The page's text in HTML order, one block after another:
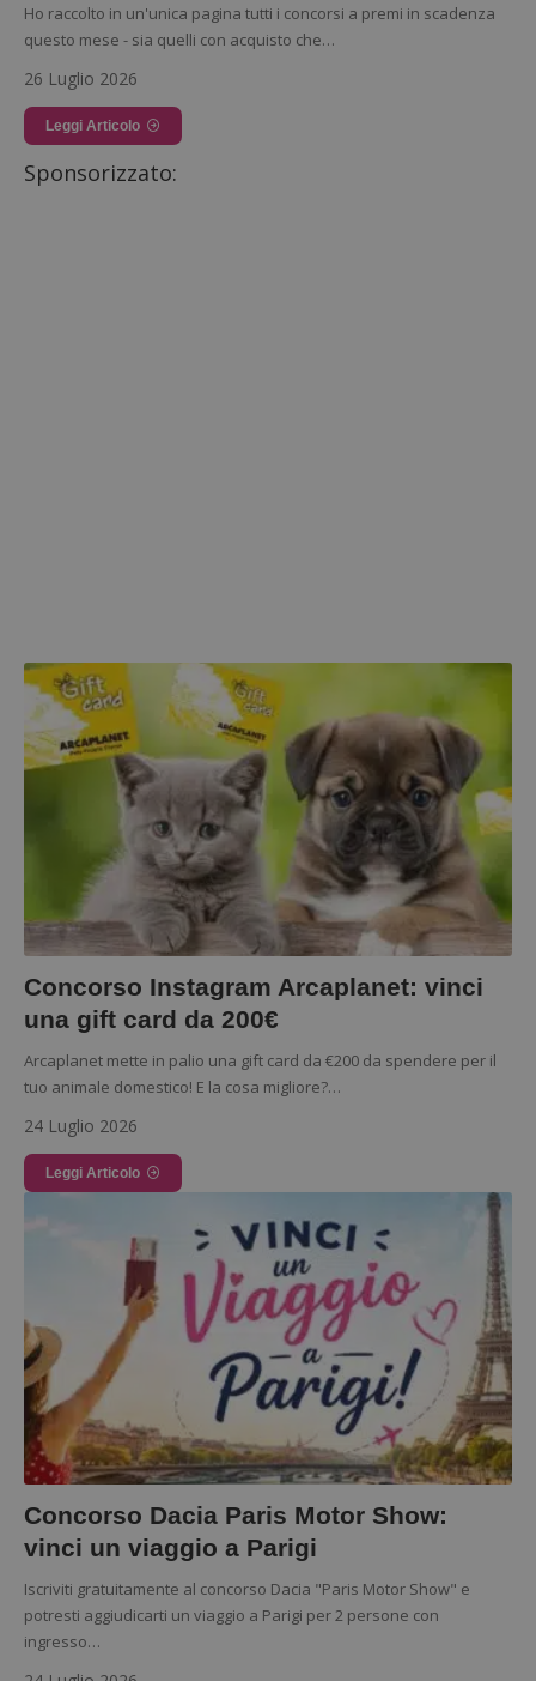
Ho raccolto in un'unica pagina tutti i concorsi a premi in scadenza
questo mese - sia quelli con acquisto che…
26 Luglio 2026
Leggi Articolo
Sponsorizzato:
Concorso Instagram Arcaplanet: vinci
una gift card da 200€
Arcaplanet mette in palio una gift card da €200 da spendere per il
tuo animale domestico! E la cosa migliore?…
24 Luglio 2026
Leggi Articolo
Concorso Dacia Paris Motor Show:
vinci un viaggio a Parigi
Iscriviti gratuitamente al concorso Dacia "Paris Motor Show" e
potresti aggiudicarti un viaggio a Parigi per 2 persone con
ingresso…